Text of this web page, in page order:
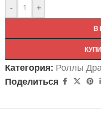
- +
В
Категория: Роллы
Поделиться